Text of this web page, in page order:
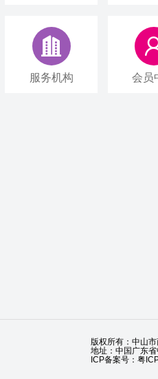

服务机构 会员
版权所有：中山
地址：中国广东
ICP备案号：粤